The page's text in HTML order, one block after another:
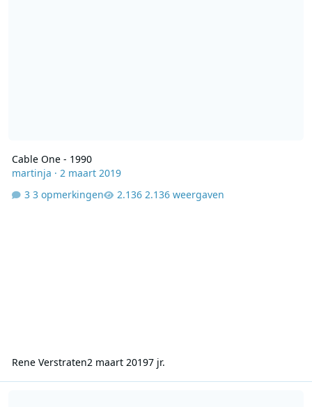
Cable One - 1990
martinja · 2 maart 2019
3 opmerkingen
2.136 weergaven
Rene Verstraten2 maart 20197 jr.